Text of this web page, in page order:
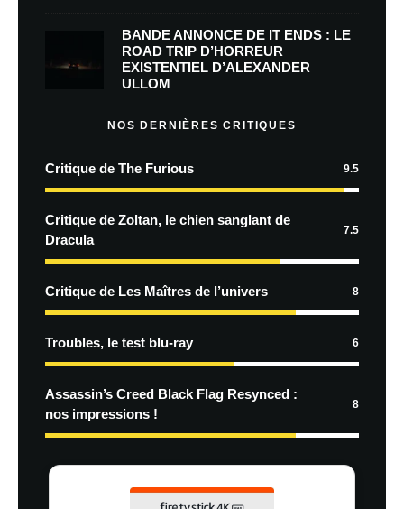
BANDE ANNONCE DE IT ENDS : LE
ROAD TRIP D’HORREUR
EXISTENTIEL D’ALEXANDER
ULLOM
NOS DERNIÈRES CRITIQUES
Critique de The Furious 9.5
Critique de Zoltan, le chien sanglant de
Dracula
7.5
Critique de Les Maîtres de l’univers 8
Troubles, le test blu-ray 6
Assassin’s Creed Black Flag Resynced :
nos impressions !
8